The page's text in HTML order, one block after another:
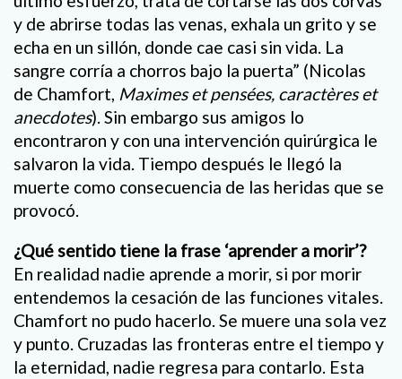
y de abrirse todas las venas, exhala un grito y se
echa en un sillón, donde cae casi sin vida. La
sangre corría a chorros bajo la puerta” (Nicolas
de Chamfort, Maximes et pensées, caractères et
anecdotes). Sin embargo sus amigos lo
encontraron y con una intervención quirúrgica le
salvaron la vida. Tiempo después le llegó la
muerte como consecuencia de las heridas que se
provocó.
¿Qué sentido tiene la frase ‘aprender a morir’?
En realidad nadie aprende a morir, si por morir
entendemos la cesación de las funciones vitales.
Chamfort no pudo hacerlo. Se muere una sola vez
y punto. Cruzadas las fronteras entre el tiempo y
la eternidad, nadie regresa para contarlo. Esta